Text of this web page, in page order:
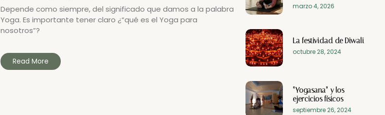
Depende como siempre, del significado que damos a la palabra
Yoga. Es importante tener claro ¿“qué es el Yoga para
nosotros”?
Read More
marzo 4, 2026
La festividad de Diwali
octubre 28, 2024
“Yogasana” y los
ejercicios físicos
septiembre 26, 2024